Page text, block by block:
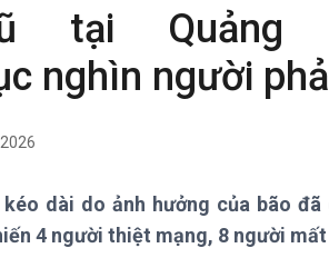
Thời sự 18h
Thời sự 21h30
Bản tin
Khoa học & Công nghệ
Tin Khoa học & Công nghệ
tại Quảng
nghìn người
dài do ảnh hưởng của bão
4 người thiệt mạng, 8 người